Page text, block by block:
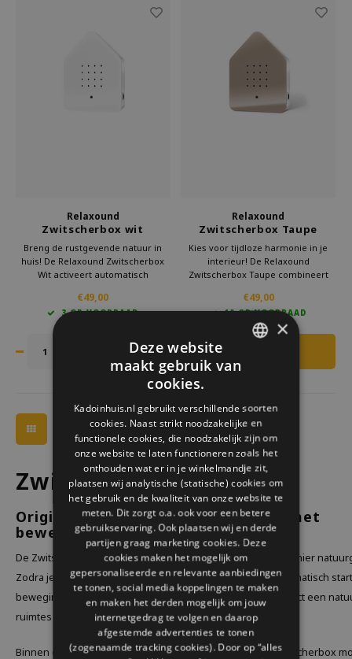
Relaxound
Zwitscherbox wit
Breng de rustgevende natuur in
huis! De Relaxound Zwitscherbox
Wit activeert automatisch
binnenloopt.
€49,00
3 OP VOORRAAD
Relaxound
Zwitscherbox Taupe
Kies voor tijdloze harmonie in je
interieur! De Relaxound
Zwitscherbox Taupe combineert
puur vogelgezang.
€49,00
10 OP VOORRAAD
Zwitscherbox
Originele Relaxound Zwitscherbox met
bewegingssensor kopen
De Zwitscherbox van Relaxound brengt op een subtiele manier
Zodra je langsloopt, hoor je een kort vogelconcert dat automatisch
bewegingssensor. Deze kalmerende geluiden creëren direct een
ruimtes zoals het toilet, de hal, woonkamer of kantoor.
Binnen deze categorie vind je de originele Relaxound Zwitscherbox
DUTCH
ENGLISH
×
Deze website
maakt gebruik van
cookies.
Kadoinhuis.nl gebruikt verschillende soorten
cookies. Naast strikt noodzakelijke en
functionele cookies, die noodzakelijk zijn om
onze website te laten functioneren zoals het
onthouden wat er in je winkelmandje zit,
plaatsen wij analytische (statische) cookies om
het gebruik en de kwaliteit van onze website te
meten. Dit zorgt o.a. ook voor een betere
gebruikservaring. Ook plaatsen wij en derde
partijen graag marketing cookies. Deze
cookies maken het mogelijk om
gepersonaliseerde en relevante aanbiedingen
te tonen, social media koppelingen te maken
en maken het derden mogelijk om jouw
internetgedrag te volgen en daarop
afgestemde advertenties te tonen
(zogenaamde tracking cookies). Door op “alles